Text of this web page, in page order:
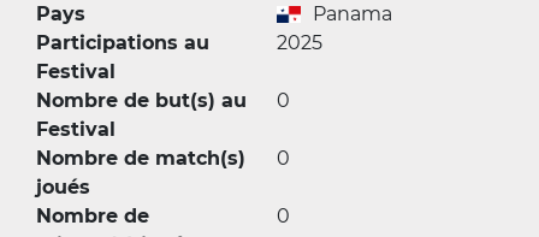
Pays
Panama
Participations au
Festival
2025
Nombre de but(s) au
Festival
0
Nombre de match(s)
joués
0
Nombre de
0